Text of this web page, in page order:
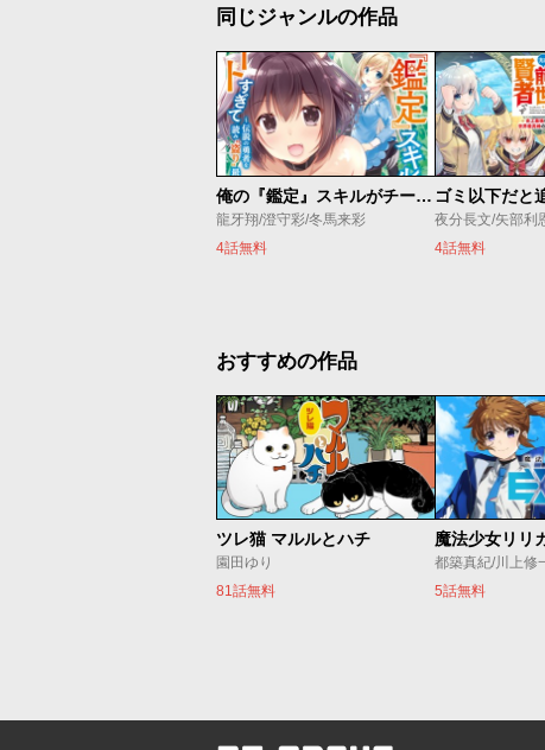
同じジャンルの作品
俺の『鑑定』スキルがチートすぎて
龍牙翔/澄守彩/冬馬来彩
4話無料
夜分長文/矢部利
4話無料
おすすめの作品
ツレ猫 マルルとハチ
園田ゆり
81話無料
都築真紀/川上修
5話無料